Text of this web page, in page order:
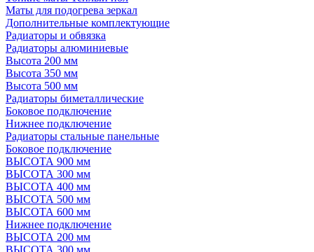
Маты для подогрева зеркал
Дополнительные комплектующие
Радиаторы и обвязка
Радиаторы алюминиевые
Высота 200 мм
Высота 350 мм
Высота 500 мм
Радиаторы биметаллические
Боковое подключение
Нижнее подключение
Радиаторы стальные панельные
Боковое подключение
ВЫСОТА 900 мм
ВЫСОТА 300 мм
ВЫСОТА 400 мм
ВЫСОТА 500 мм
ВЫСОТА 600 мм
Нижнее подключение
ВЫСОТА 200 мм
ВЫСОТА 300 мм